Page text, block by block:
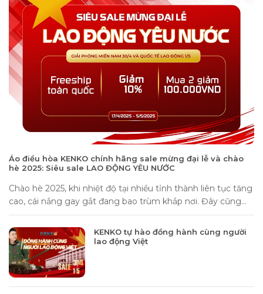
Áo điều hòa KENKO chính hãng sale mừng đại lễ và chào
hè 2025: Siêu sale LAO ĐỘNG YÊU NƯỚC
Chào hè 2025, khi nhiệt độ tại nhiều tỉnh thành liên tục tăng
cao, cái nắng gay gắt đang bao trùm khắp nơi. Đây cũng...
KENKO tự hào đồng hành cùng người
lao động Việt